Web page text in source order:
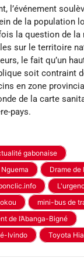
l’événement
de la population
la question de la
sur le territoire
le fait qu’un
soit contraint
en zone
de la carte
pays.
gabonaise
Drame de
mini-bus de
de l’Abanga-Bigné
Ivindo
Toyota